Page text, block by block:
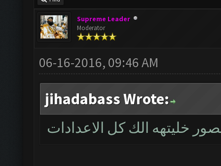
Supreme Leader
Moderator
06-16-2016, 09:46 AM
jihadabass Wrote:
خليتهه الك كل الاعدادات